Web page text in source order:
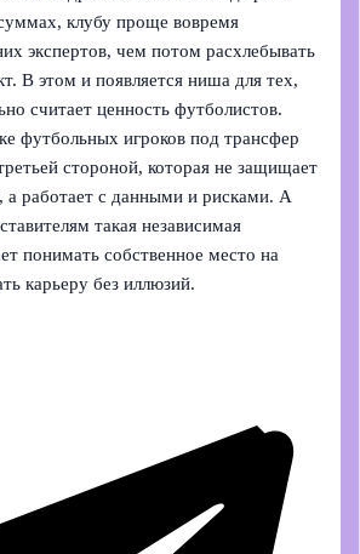
клубу проще вовремя
экспертов, чем потом расхлебывать
В этом и появляется ниша для тех,
считает ценность футболистов.
футбольных игроков под трансфер
стороной, которая не защищает
а работает с данными и рисками. А
такая независимая
понимать собственное место на
карьеру без иллюзий.